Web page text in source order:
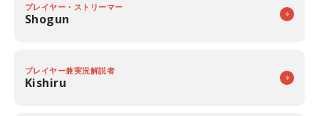
プレイヤー・ストリーマー
Shogun
プレイヤー兼実況解説者
Kishiru